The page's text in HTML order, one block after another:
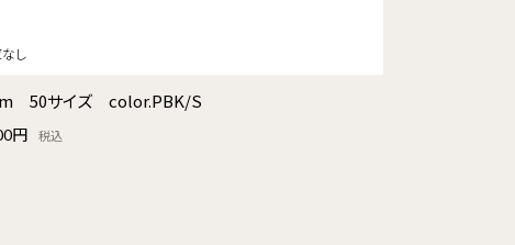
50サイズ color.PBK/S
円 税込